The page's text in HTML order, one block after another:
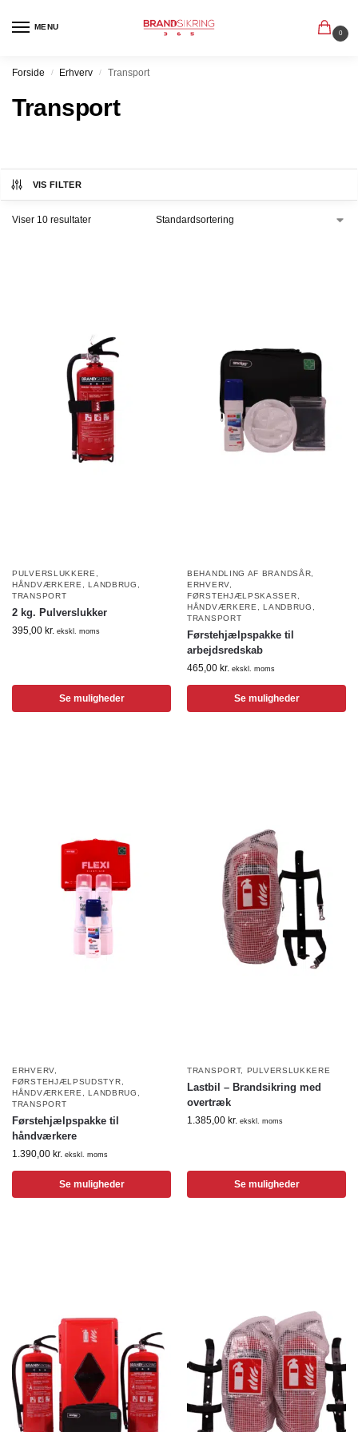
MENU
0
Forside / Erhverv / Transport
Transport
VIS FILTER
Viser 10 resultater
PULVERSLUKKERE
HÅNDVÆRKERE
,LANDBRUG
TRANSPORT
2 kg. Pulverslukker
395,00 kr. ekskl. moms
Se muligheder
BEHANDLING AF BRANDSÅR
ERHVERV,
FØRSTEHJÆLPSKASSER
HÅNDVÆRKERE
,LANDBRUG
TRANSPORT
Førstehjælpspakke til
arbejdsredskab
465,00 kr. ekskl. moms
Se muligheder
ERHVERV,
FØRSTEHJÆLPSUDSTYR
HÅNDVÆRKERE
,LANDBRUG
TRANSPORT
Førstehjælpspakke til
håndværkere
1.390,00 kr. ekskl. moms
Se muligheder
TRANSPORT, PULVERSLUKKERE
Lastbil – Brandsikring med
overtræk
1.385,00 kr. ekskl. moms
Se muligheder